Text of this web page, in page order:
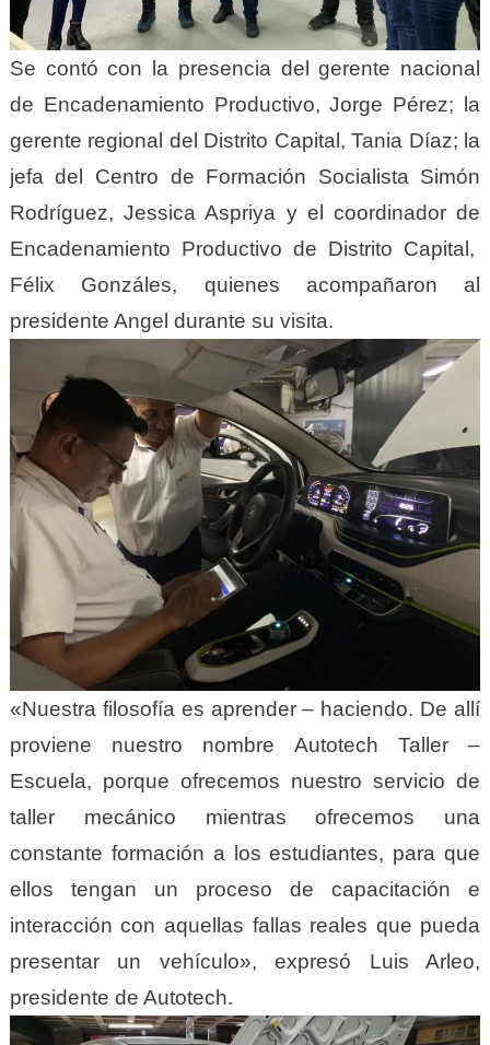
Se contó con la presencia del gerente nacional
de Encadenamiento Productivo, Jorge Pérez; la
gerente regional del Distrito Capital, Tania Díaz; la
jefa del Centro de Formación Socialista Simón
Rodríguez, Jessica Aspriya y el coordinador de
Encadenamiento Productivo de Distrito Capital,
Félix Gonzáles, quienes acompañaron al
presidente Angel durante su visita.
«Nuestra filosofía es aprender – haciendo. De allí
proviene nuestro nombre Autotech Taller –
Escuela, porque ofrecemos nuestro servicio de
taller mecánico mientras ofrecemos una
constante formación a los estudiantes, para que
ellos tengan un proceso de capacitación e
interacción con aquellas fallas reales que pueda
presentar un vehículo», expresó Luis Arleo,
presidente de Autotech.